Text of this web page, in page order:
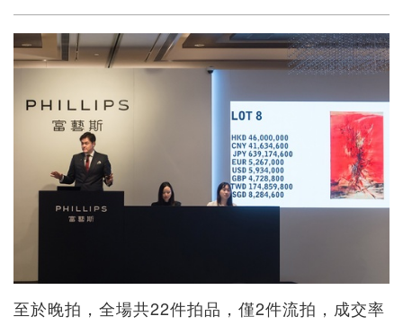
至於晚拍，全場共22件拍品，僅2件流拍，成交率